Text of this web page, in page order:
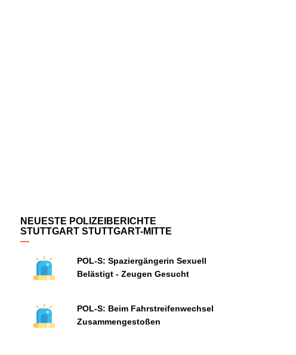
NEUESTE POLIZEIBERICHTE
STUTTGART STUTTGART-MITTE
POL-S: Spaziergängerin Sexuell
Belästigt - Zeugen Gesucht
POL-S: Beim Fahrstreifenwechsel
Zusammengestoßen